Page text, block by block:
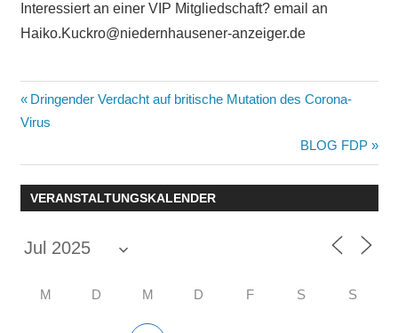
Interessiert an einer VIP Mitgliedschaft? email an
Haiko.Kuckro@niedernhausener-anzeiger.de
Beitragsnavigation
Vorheriger
Beitrag:
Dringender Verdacht auf britische Mutation des Corona-
Virus
Nächster
Beitrag:
BLOG FDP
VERANSTALTUNGSKALENDER
M D M D F S S